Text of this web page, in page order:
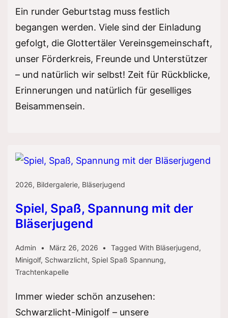
Ein runder Geburtstag muss festlich
begangen werden. Viele sind der Einladung
gefolgt, die Glottertäler Vereinsgemeinschaft,
unser Förderkreis, Freunde und Unterstützer
– und natürlich wir selbst! Zeit für Rückblicke,
Erinnerungen und natürlich für geselliges
Beisammensein.
2026, Bildergalerie, Bläserjugend
Spiel, Spaß, Spannung mit der
Bläserjugend
Admin März 26, 2026 Tagged With Bläserjugend,
Minigolf, Schwarzlicht, Spiel Spaß Spannung,
Trachtenkapelle
Immer wieder schön anzusehen:
Schwarzlicht-Minigolf – unsere